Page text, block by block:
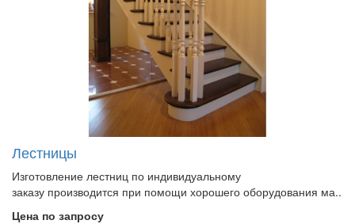
Лестницы
Изготовление лестниц по индивидуальному
заказу производится при помощи хорошего оборудования ма..
Цена по запросу